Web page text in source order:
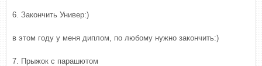
6. Закончить Универ:)
в этом году у меня диплом, по любому нужно закончить:)
7. Прыжок с парашютом